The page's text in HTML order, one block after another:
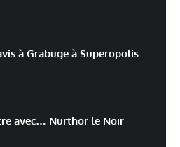
articles par e-mail.
à Grabuge à Superopolis
avec… Nurthor le Noir